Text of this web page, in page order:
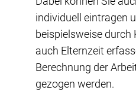
individuell eintragen
beispielsweise durch
auch Elternzeit
Berechnung der
gezogen werden.